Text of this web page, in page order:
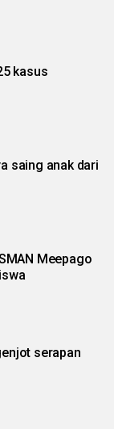
kasus
saing anak dari
Meepago
serapan